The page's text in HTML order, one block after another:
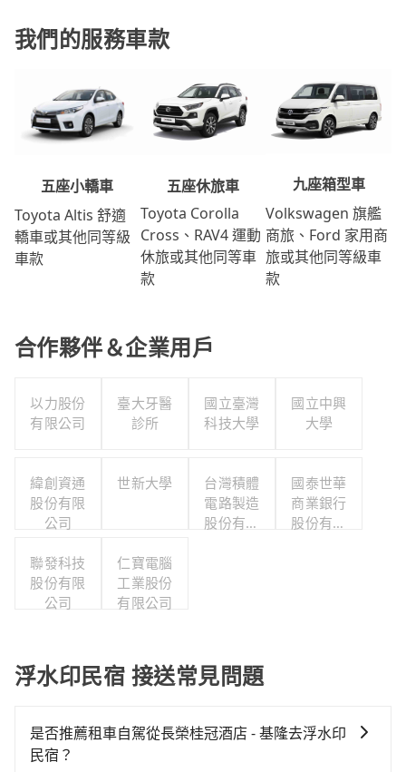
我們的服務車款
五座小轎車
Toyota Altis 舒適
轎車或其他同等級
車款
五座休旅車
Toyota Corolla
Cross、RAV4 運動
休旅或其他同等車
款
九座箱型車
Volkswagen 旗艦
商旅、Ford 家用商
旅或其他同等級車
款
合作夥伴＆企業用戶
以力股份
有限公司
臺大牙醫
診所
國立臺灣
科技大學
國立中興
大學
緯創資通
股份有限
公司
世新大學
台灣積體
電路製造
股份有限
國泰世華
商業銀行
股份有限
聯發科技
股份有限
公司
仁寶電腦
工業股份
有限公司
浮水印民宿 接送常見問題
是否推薦租車自駕從長榮桂冠酒店 - 基隆去浮水印
民宿？